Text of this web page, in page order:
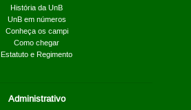
História da UnB
UnB em números
Conheça os campi
Como chegar
Estatuto e Regimento
Administrativo